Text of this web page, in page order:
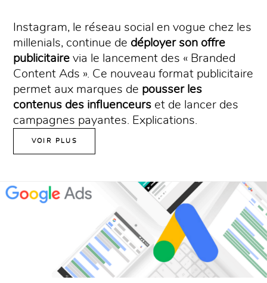
Instagram, le réseau social en vogue chez les
millenials, continue de déployer son offre
publicitaire via le lancement des « Branded
Content Ads ». Ce nouveau format publicitaire
permet aux marques de pousser les
contenus des influenceurs et de lancer des
campagnes payantes. Explications.
VOIR PLUS